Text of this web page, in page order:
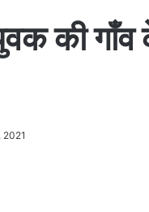
की गाँव
2021